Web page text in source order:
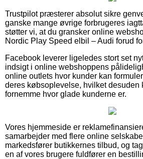
Trustpilot præsterer absolut sikre
ganske mange øvrige forbrugeres
støtter vi, at du gransker online
Nordic Play Speed elbil – Audi forud
Facebook leverer ligeledes stort set
indsigt i online webshoppens
online outlets hvor kunder kan
deres købsoplevelse, hvilket desuden
fornemme hvor glade kunderne er.
Vores hjemmeside er
samarbejder med flere online
markedsfører butikkernes tilbud, og
en af vores brugere fuldfører en